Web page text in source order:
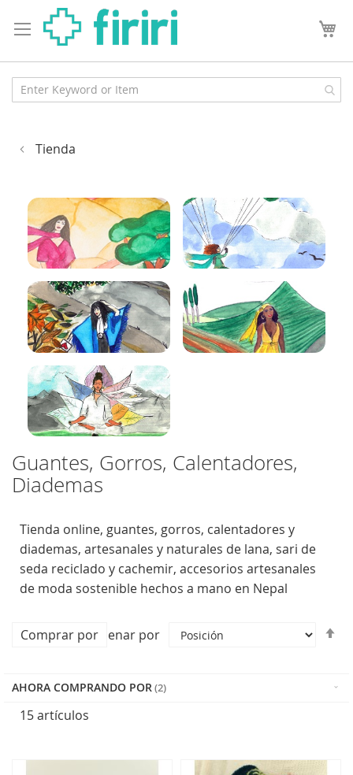
Tienda
Guantes, Gorros, Calentadores,
Diademas
Tienda online, guantes, gorros, calentadores y
diademas, artesanales y naturales de lana, sari de
seda reciclado y cachemir, accesorios artesanales
de moda sostenible hechos a mano en Nepal
15artículos
Ordenar por
Comprar por
AHORA COMPRANDO POR